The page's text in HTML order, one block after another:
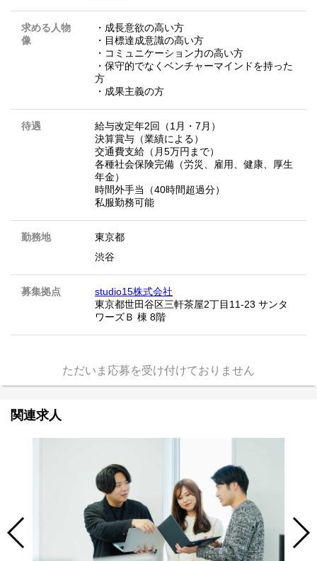
求める人物
像
・成長意欲の高い方
・目標達成意識の高い方
・コミュニケーション力の高い方
・保守的でなくベンチャーマインドを持った
方
・成果主義の方
待遇
給与改定年2回（1月・7月）
決算賞与（業績による）
交通費支給（月5万円まで）
各種社会保険完備（労災、雇用、健康、厚生
年金）
時間外手当（40時間超過分）
私服勤務可能
勤務地
東京都
渋谷
募集拠点
studio15株式会社
東京都世田谷区三軒茶屋2丁目11-23 サンタ
ワーズＢ 棟 8階
ただいま応募を受け付けておりません
関連求人